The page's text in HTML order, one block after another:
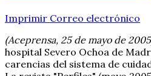
Imprimir Correo electrónico
(Aceprensa, 25 de mayo de
hospital Severo Ochoa de
carencias del sistema de